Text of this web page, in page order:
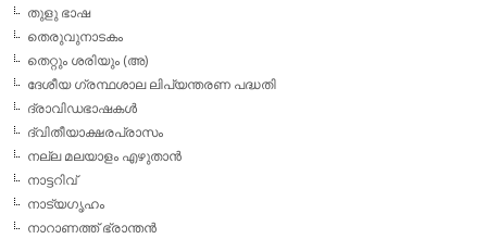
തുളു ഭാഷ
തെരുവുനാടകം
തെറ്റും ശരിയും (അ)
ദേശീയ ഗ്രന്ഥശാല ലിപ്യന്തരണ പദ്ധതി
ദ്രാവിഡഭാഷകള്‍
ദ്വിതീയാക്ഷരപ്രാസം
നല്ല മലയാളം എഴുതാന്‍
നാട്ടറിവ്
നാട്യഗൃഹം
നാറാണത്ത് ഭ്രാന്തന്‍